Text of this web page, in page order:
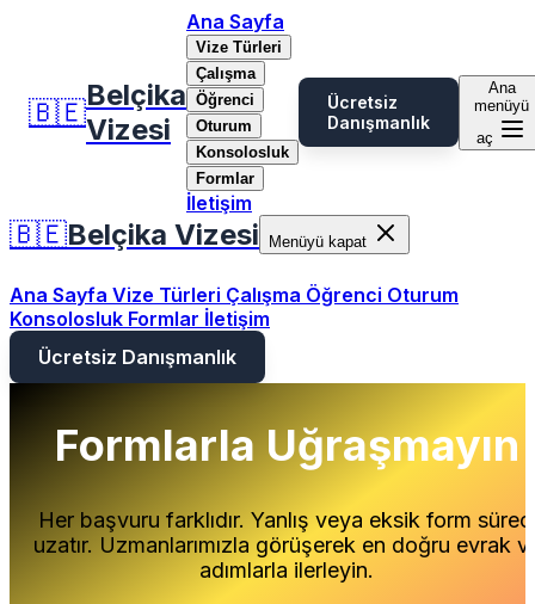
🇧🇪Belçika
Vizesi
Ana Sayfa
Vize Türleri
Çalışma
Öğrenci
Oturum
Konsolosluk
Formlar
İletişim
Ücretsiz
Danışmanlık
Ana
menüyü
aç
🇧🇪Belçika Vizesi Menüyü kapat
Ana Sayfa Vize Türleri Çalışma Öğrenci Oturum
Konsolosluk Formlar İletişim
Ücretsiz Danışmanlık
Formlarla Uğraşmayın
Her başvuru farklıdır. Yanlış veya eksik form süreci
uzatır. Uzmanlarımızla görüşerek en doğru evrak
adımlarla ilerleyin.